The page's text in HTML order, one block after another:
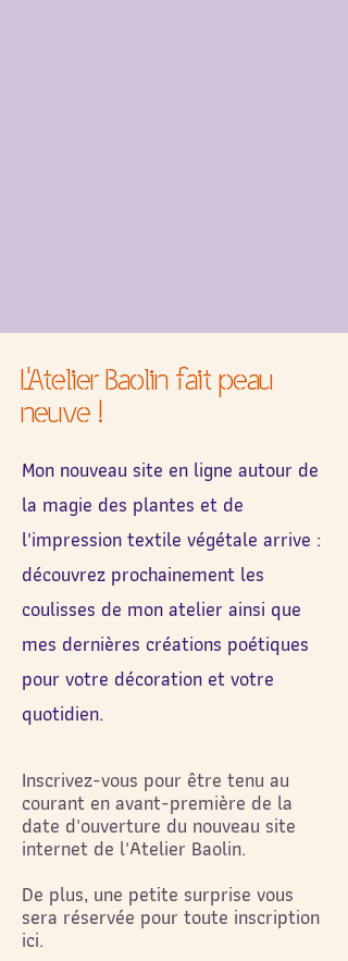
L'Atelier Baolin fait peau
neuve !
Mon nouveau site en ligne autour de
la magie des plantes et de
l'impression textile végétale arrive :
découvrez prochainement les
coulisses de mon atelier ainsi que
mes dernières créations poétiques
pour votre décoration et votre
quotidien.
Inscrivez-vous pour être tenu au
courant en avant-première de la
date d'ouverture du nouveau site
internet de l'Atelier Baolin.
De plus, une petite surprise vous
sera réservée pour toute inscription
ici.